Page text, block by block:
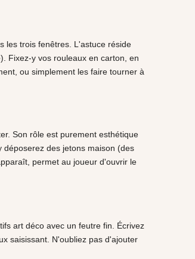
les trois fenêtres. L'astuce réside
Fixez-y vos rouleaux en carton, en
ou simplement les faire tourner à
Son rôle est purement esthétique
déposerez des jetons maison (des
permet au joueur d'ouvrir le
art déco avec un feutre fin. Écrivez
saisissant. N'oubliez pas d'ajouter